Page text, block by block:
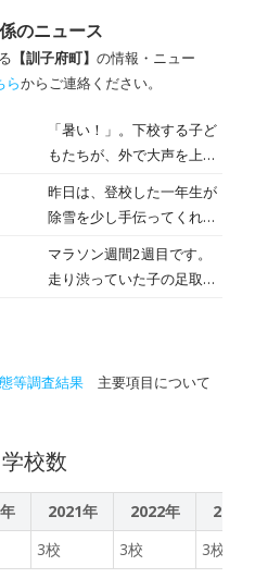
のニュース
【訓子府町】 の情報・ニュー
らからご連絡ください。
「暑い！」。下校する子ど
もたちが、外で大声を上げ
た子がズボッ･･･足が埋ま
って動けなく子もいまし
た。先生がスコップを持
ち、救出へ･･･。グランド
ードテーブルにはヒヨドリ
の全校練習を行いました。
回でおしまい。よい姿勢で
式に臨んでいました。お楽
しみタイムのなかった中学
昨日は、登校した一年生が
除雪を少し手伝ってくれま
は、文章の読み取り学習を
続けています。国語の力
たらすぐに、明日から始ま
しい集会にしていきましょ
う。高学年は、図形の学習
や、組み合わせの学習（高
校でも学びますね）をして
います。パソコンで、図を
マラソン週間2週目です。
走り渋っていた子の足取り
以降でも間に合います。低
こみたい！」「これこ
れ」･･･担任の先生にたし
なめられていました(^_^)今
のところ、収穫祭も3年ぶ
りに実施の方向で準備を進
等調査結果 主要項目について
学校数
2021年 2022年
2023
3校 3校 3校